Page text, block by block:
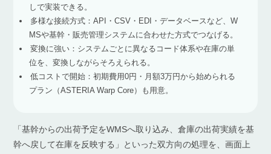
しで実装できる。
多様な接続方式：API・CSV・EDI・データベースなど、W
MSや基幹・販売管理システムに合わせた方式でつなげる。
変換に強い：システムごとに異なるコード体系や在庫の単
位を、変換しながらそろえられる。
低コストで開始：初期費用0円・月額3万円から始められる
プラン（ASTERIA Warp Core）も用意。
「基幹からの出荷予定をWMSへ取り込み、倉庫の出荷実績を基
幹へ戻して在庫を反映する」といった双方向の処理を、画面上